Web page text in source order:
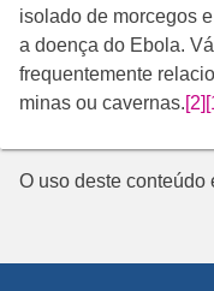
isolado de morcegos
a doença do Ebola.
frequentemente
minas ou cavernas.[2]
O uso deste conteúdo